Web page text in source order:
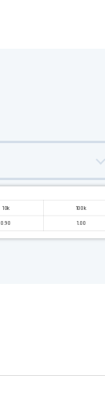
10k 100k
0.90 1.00